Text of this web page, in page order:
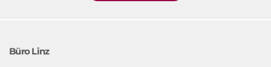
Büro Linz